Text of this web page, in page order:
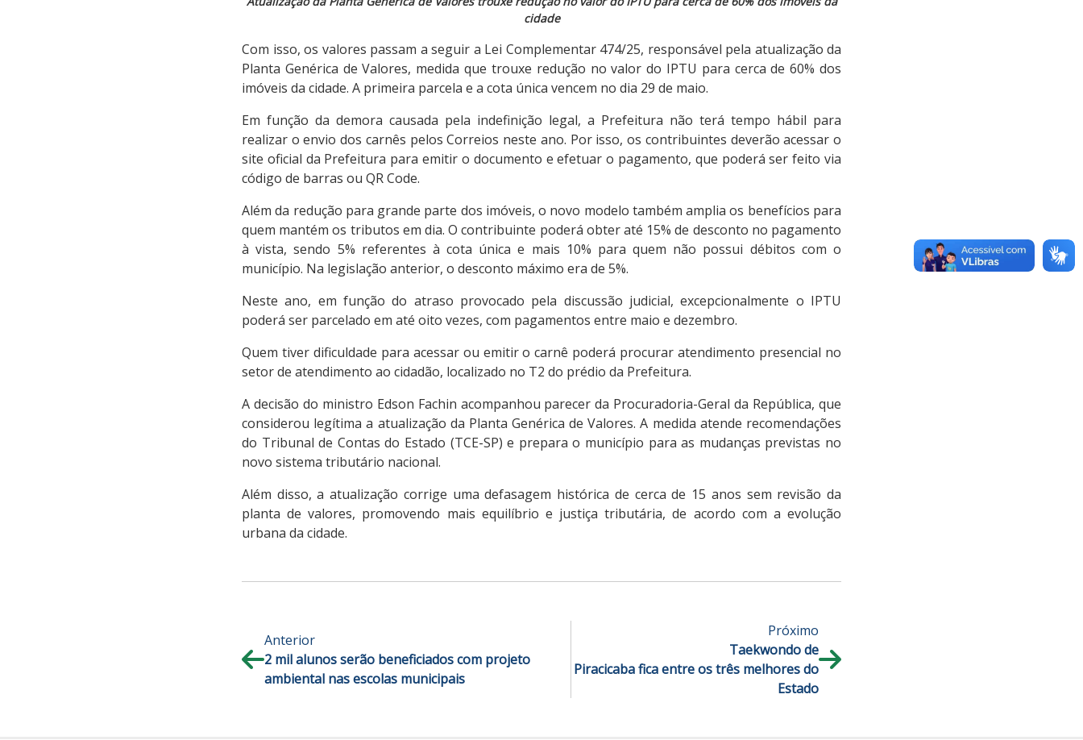
cidade
Com isso, os valores passam a seguir a Lei Complementar 474/25, responsável pela atualização da
Planta Genérica de Valores, medida que trouxe redução no valor do IPTU para cerca de 60% dos
imóveis da cidade. A primeira parcela e a cota única vencem no dia 29 de maio.
Em função da demora causada pela indefinição legal, a Prefeitura não terá tempo hábil para
realizar o envio dos carnês pelos Correios neste ano. Por isso, os contribuintes deverão acessar o
site oficial da Prefeitura para emitir o documento e efetuar o pagamento, que poderá ser feito via
código de barras ou QR Code.
Além da redução para grande parte dos imóveis, o novo modelo também amplia os benefícios para
quem mantém os tributos em dia. O contribuinte poderá obter até 15% de desconto no pagamento
à vista, sendo 5% referentes à cota única e mais 10% para quem não possui débitos com o
município. Na legislação anterior, o desconto máximo era de 5%.
Neste ano, em função do atraso provocado pela discussão judicial, excepcionalmente o IPTU
poderá ser parcelado em até oito vezes, com pagamentos entre maio e dezembro.
Quem tiver dificuldade para acessar ou emitir o carnê poderá procurar atendimento presencial no
setor de atendimento ao cidadão, localizado no T2 do prédio da Prefeitura.
A decisão do ministro Edson Fachin acompanhou parecer da Procuradoria-Geral da República, que
considerou legítima a atualização da Planta Genérica de Valores. A medida atende recomendações
do Tribunal de Contas do Estado (TCE-SP) e prepara o município para as mudanças previstas no
novo sistema tributário nacional.
Além disso, a atualização corrige uma defasagem histórica de cerca de 15 anos sem revisão da
planta de valores, promovendo mais equilíbrio e justiça tributária, de acordo com a evolução
urbana da cidade.
Anterior
2 mil alunos serão beneficiados com projeto
ambiental nas escolas municipais
Próximo
Taekwondo de
Piracicaba fica entre os três melhores do
Estado